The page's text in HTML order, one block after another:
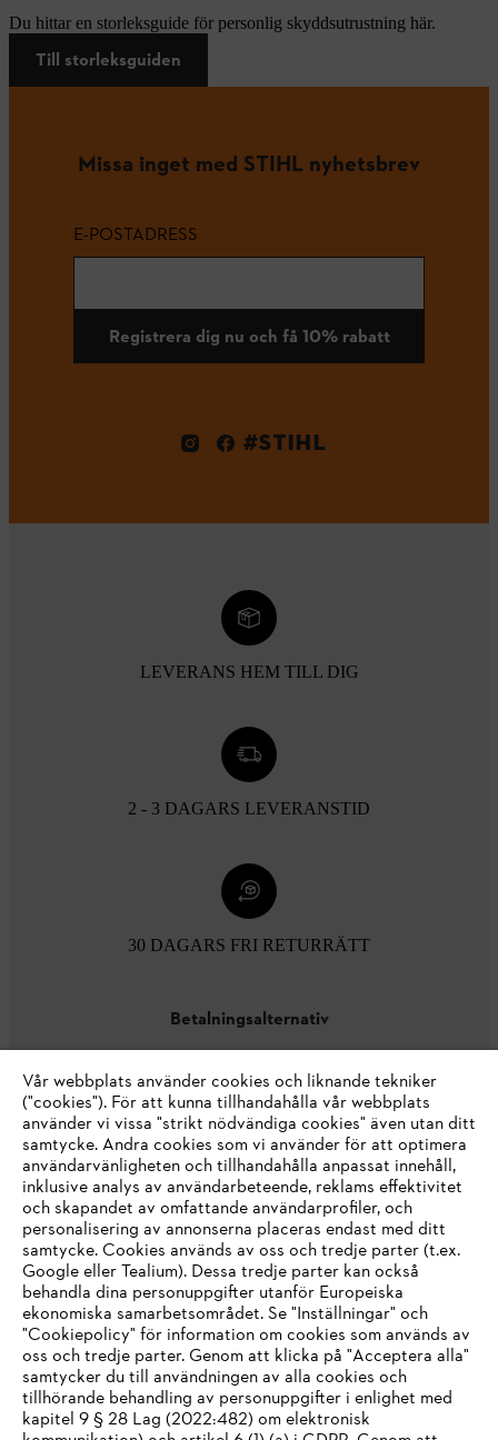
Du hittar en storleksguide för personlig skyddsutrustning här.
Till storleksguiden
Missa inget med STIHL nyhetsbrev
E-POSTADRESS
Registrera dig nu och få 10% rabatt
#STIHL
LEVERANS HEM TILL DIG
2 - 3 DAGARS LEVERANSTID
30 DAGARS FRI RETURRÄTT
Betalningsalternativ
Företaget
STIHL FAQ
Service
IHR BROWSER WIRD NICHT
Vår webbplats använder cookies och liknande tekniker
("cookies"). För att kunna tillhandahålla vår webbplats
använder vi vissa "strikt nödvändiga cookies" även utan ditt
samtycke. Andra cookies som vi använder för att optimera
användarvänligheten och tillhandahålla anpassat innehåll,
inklusive analys av användarbeteende, reklams effektivitet
och skapandet av omfattande användarprofiler, och
personalisering av annonserna placeras endast med ditt
samtycke. Cookies används av oss och tredje parter (t.ex.
Google eller Tealium). Dessa tredje parter kan också
behandla dina personuppgifter utanför Europeiska
ekonomiska samarbetsområdet. Se "Inställningar" och
"Cookiepolicy" för information om cookies som används av
oss och tredje parter. Genom att klicka på "Acceptera alla"
samtycker du till användningen av alla cookies och
tillhörande behandling av personuppgifter i enlighet med
kapitel 9 § 28 Lag (2022:482) om elektronisk